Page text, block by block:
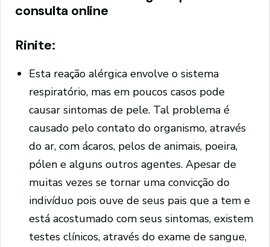
consulta online
Rinite:
Esta reação alérgica envolve o sistema
respiratório, mas em poucos casos pode
causar sintomas de pele. Tal problema é
causado pelo contato do organismo, através
do ar, com ácaros, pelos de animais, poeira,
pólen e alguns outros agentes. Apesar de
muitas vezes se tornar uma convicção do
indivíduo pois ouve de seus pais que a tem e
está acostumado com seus sintomas, existem
testes clínicos, através do exame de sangue,